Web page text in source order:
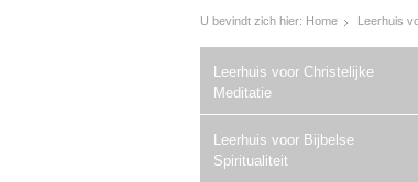
U bevindt zich hier: Home Leerhuis
Leerhuis voor Christelijke
Meditatie
Leerhuis voor Bijbelse
Spiritualiteit